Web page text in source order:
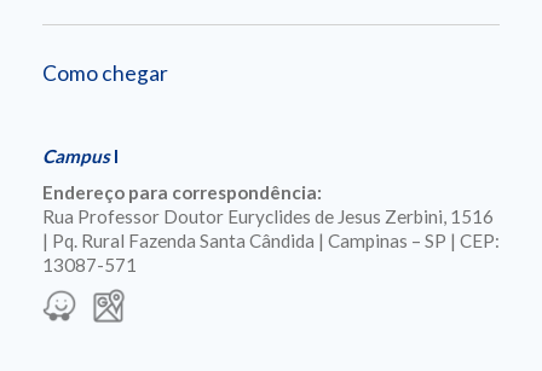
Como chegar
CampusI
Endereço para correspondência:
Rua Professor Doutor Euryclides de Jesus Zerbini, 1516
| Pq. Rural Fazenda Santa Cândida | Campinas – SP | CEP:
13087-571